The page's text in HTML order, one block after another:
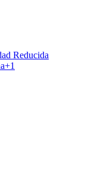
Reducida
+1